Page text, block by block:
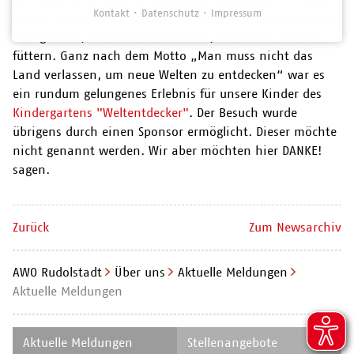
Kinder sind nahezu über sich hinaus gewachsen, haben
füttern. Ganz nach dem Motto „Man muss nicht das
Land verlassen, um neue Welten zu entdecken“ war es
ein rundum gelungenes Erlebnis für unsere Kinder des
Kindergartens "Weltentdecker". Der Besuch wurde
übrigens durch einen Sponsor ermöglicht. Dieser möchte
nicht genannt werden. Wir aber möchten hier DANKE!
sagen.
Zurück Zum Newsarchiv
AWO Rudolstadt Über uns
Aktuelle Meldungen
Aktuelle Meldungen
Navigation
Aktuelle Meldungen
Navigation
Stellenangebote
Kontakt Datenschutz Impressum